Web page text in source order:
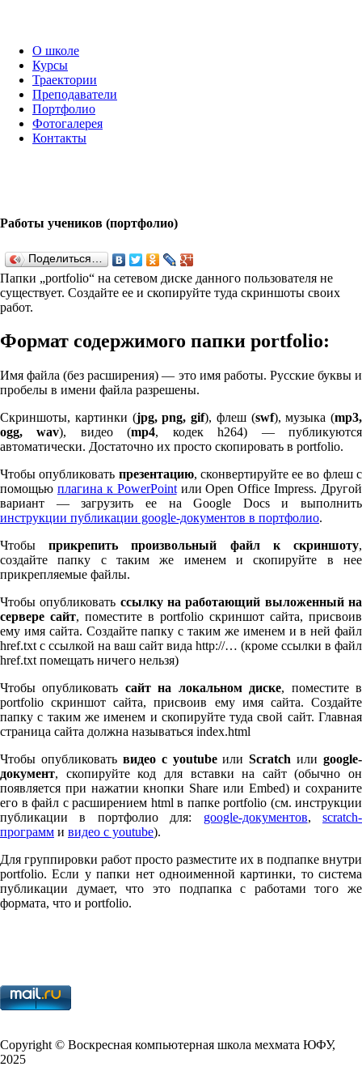
О школе
Курсы
Траектории
Преподаватели
Портфолио
Фотогалерея
Контакты
Работы учеников (портфолио)
Поделиться…
Папки „port­fo­lio“ на сетевом диске данного пользователя не
существует. Создайте ее и скопируйте туда скриншоты своих
работ.
Формат содержимого папки port­fo­lio:
Имя файла (без расширения) — это имя работы. Русские буквы и
пробелы в имени файла разрешены.
Скриншоты, картинки (jpg, png, gif), флеш (swf), музыка (mp3,
ogg, wav), видео (mp4, кодек h264) — публикуются
автоматически. Достаточно их просто скопировать в port­fo­lio.
Чтобы опубликовать презентацию, сконвертируйте ее во флеш с
помощью плагина к Pow­er­Pointили Open Office Impress. Другой
вариант — загрузить ее на Google Docs и выполнить
инструкции публикации google-документов в портфолио.
Чтобыприкрепить произвольный файл к скриншоту,
создайте папку с таким же именем и скопируйте в нее
прикрепляемые файлы.
Чтобы опубликовать ссылку на работающий выложенный на
сервере сайт, поместите в port­fo­lio скриншот сайта, присвоив
ему имя сайта. Создайте папку с таким же именем и в ней файл
href.txt с ссылкой на ваш сайт вида http://… (кроме ссылки в файл
href.txt помещать ничего нельзя)
Чтобы опубликовать сайт на локальном диске, поместите в
port­fo­lio скриншот сайта, присвоив ему имя сайта. Создайте
папку с таким же именем и скопируйте туда свой сайт. Главная
страница сайта должна называться index.html
Чтобы опубликовать видео с youtubeилиScratch или google-
документ, скопируйте код для вставки на сайт (обычно он
появляется при нажатии кнопки Share или Embed) и сохраните
его в файл с расширением html в папке port­fo­lio (см. инструкции
публикации в портфолио для: google-документов,scratch-
программ и видео с youtube).
Для группировки работ просто разместите их в подпапке внутри
port­fo­lio. Если у папки нет одноименной картинки, то система
публикации думает, что это подпапка с работами того же
формата, что и port­fo­lio.
Copy­right © Воскресная компьютерная школа мехмата ЮФУ,
2025